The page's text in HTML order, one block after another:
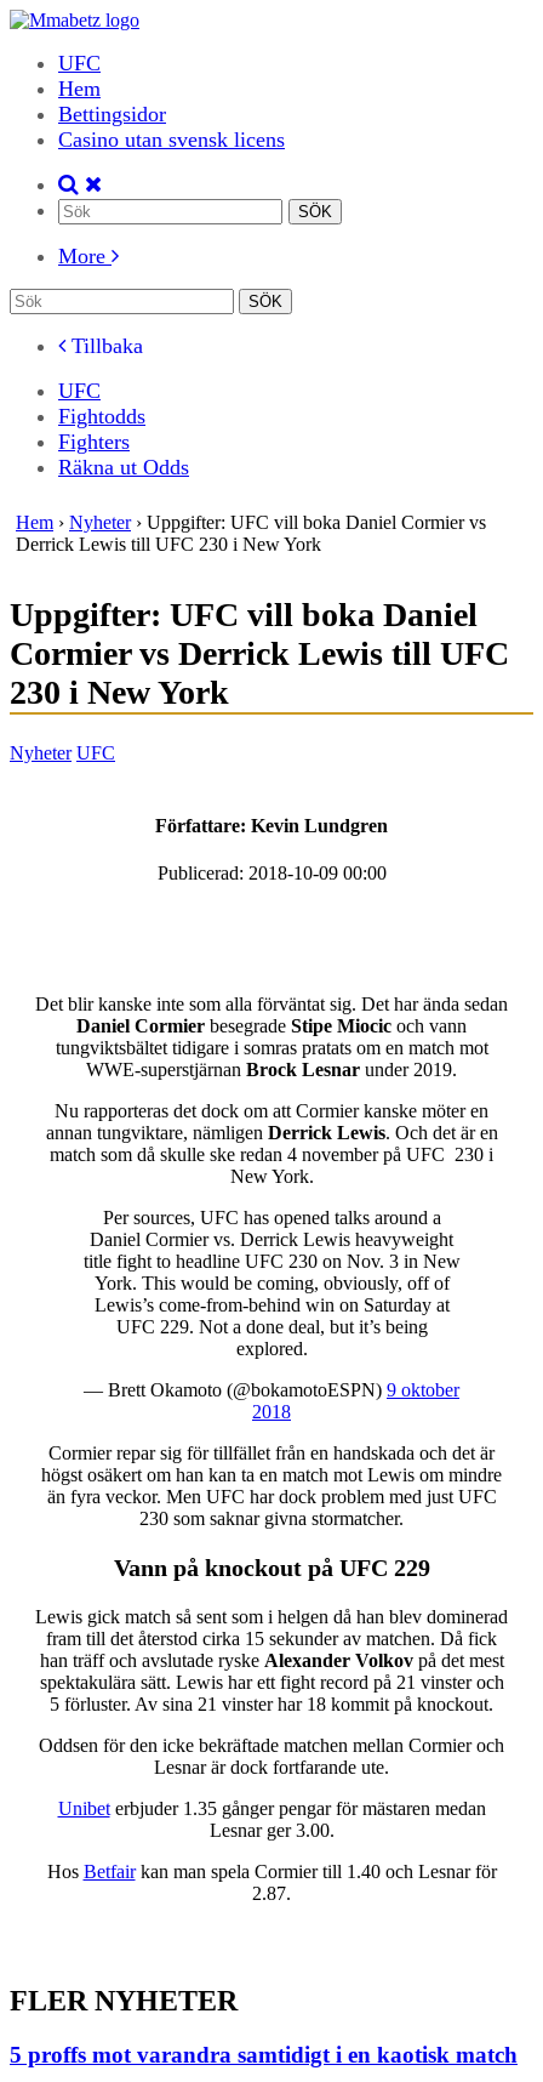
UFC
Hem
Bettingsidor
Casino utan svensk licens
More
Tillbaka
UFC
Fightodds
Fighters
Räkna ut Odds
Hem › Nyheter› Uppgifter: UFC vill boka Daniel Cormier vs
Derrick Lewis till UFC 230 i New York
Uppgifter: UFC vill boka Daniel
Cormier vs Derrick Lewis till UFC
230 i New York
Nyheter UFC
Författare: Kevin Lundgren
Publicerad: 2018-10-09 00:00
Det blir kanske inte som alla förväntat sig. Det har ända sedan
Daniel Cormier besegrade Stipe Miocic och vann
tungviktsbältet tidigare i somras pratats om en match mot
WWE-superstjärnan Brock Lesnar under 2019.
Nu rapporteras det dock om att Cormier kanske möter en
annan tungviktare, nämligen Derrick Lewis. Och det är en
match som då skulle ske redan 4 november på UFC 230 i
New York.
Per sources, UFC has opened talks around a
Daniel Cormier vs. Derrick Lewis heavyweight
title fight to headline UFC 230 on Nov. 3 in New
York. This would be coming, obviously, off of
Lewis’s come-from-behind win on Saturday at
UFC 229. Not a done deal, but it’s being
explored.
— Brett Okamoto (@bokamotoESPN) 9 oktober
2018
Cormier repar sig för tillfället från en handskada och det är
högst osäkert om han kan ta en match mot Lewis om mindre
än fyra veckor. Men UFC har dock problem med just UFC
230 som saknar givna stormatcher.
Vann på knockout på UFC 229
Lewis gick match så sent som i helgen då han blev dominerad
fram till det återstod cirka 15 sekunder av matchen. Då fick
han träff och avslutade ryske Alexander Volkovpå det mest
spektakulära sätt. Lewis har ett fight record på 21 vinster och
5 förluster. Av sina 21 vinster har 18 kommit på knockout.
Oddsen för den icke bekräftade matchen mellan Cormier och
Lesnar är dock fortfarande ute.
Unibeterbjuder 1.35 gånger pengar för mästaren medan
Lesnar ger 3.00.
Hos Betfairkan man spela Cormier till 1.40 och Lesnar för
2.87.
FLER NYHETER
5 proffs mot varandra samtidigt i en kaotisk match